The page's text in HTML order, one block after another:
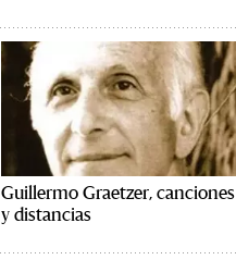
Guillermo Graetzer, canciones
y distancias